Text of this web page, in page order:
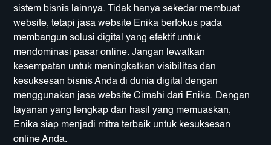
sistem bisnis lainnya. Tidak hanya sekedar membuat
website, tetapi jasa website Enika berfokus pada
membangun solusi digital yang efektif untuk
mendominasi pasar online. Jangan lewatkan
kesempatan untuk meningkatkan visibilitas dan
kesuksesan bisnis Anda di dunia digital dengan
menggunakan jasa website Cimahi dari Enika. Dengan
layanan yang lengkap dan hasil yang memuaskan,
Enika siap menjadi mitra terbaik untuk kesuksesan
online Anda.